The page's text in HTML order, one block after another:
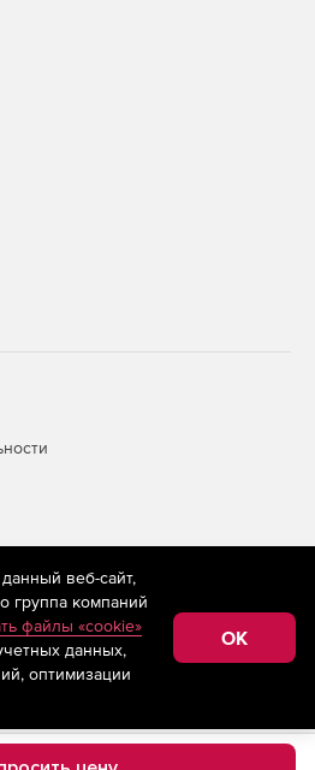
store.softline.ru применяются
(информационные технологии
на основе сбора,
сведений, относящихся к
сети «Интернет»,
Российской Федерации)
веб-сайт,
группа компаний
файлы «cookie»
данных,
оптимизации
OK